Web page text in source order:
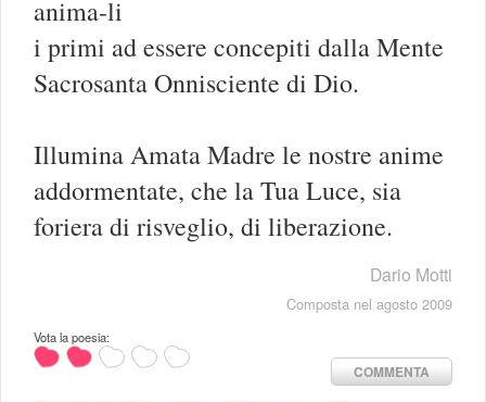
anima-li
i primi ad essere concepiti dalla Mente
Sacrosanta Onnisciente di Dio.
Illumina Amata Madre le nostre anime
addormentate, che la Tua Luce, sia
foriera di risveglio, di liberazione.
Dario Motti
Composta nel agosto 2009
Vota la poesia:
COMMENTA